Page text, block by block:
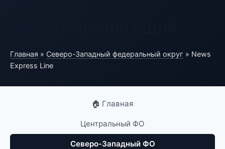
Главная » Северо-Западный федеральный округ » News
Express Line
🏠 Главная
Центральный ФО
Северо-Западный ФО